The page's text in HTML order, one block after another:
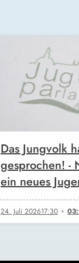
Das Jungvolk
gesprochen! -
ein neues
24. Juli 202617:30